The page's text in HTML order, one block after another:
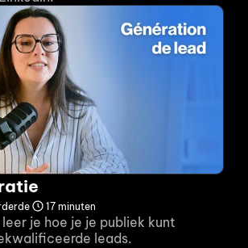
17 minuten
leer je hoe je je publiek kunt
leads.